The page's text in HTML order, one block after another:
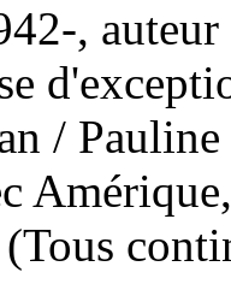
, auteur
/